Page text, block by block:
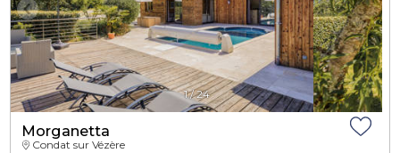
1/24
Morganetta
Condat sur Vézère